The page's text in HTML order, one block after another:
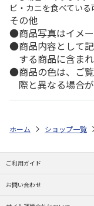
ビ・カニを食べている
その他
商品写真はイメー
商品内容として
する商品に含ま
商品の色は、ご
際と異なる場合が
ホーム ショップ一覧
ご利用ガイド
お問い合わせ